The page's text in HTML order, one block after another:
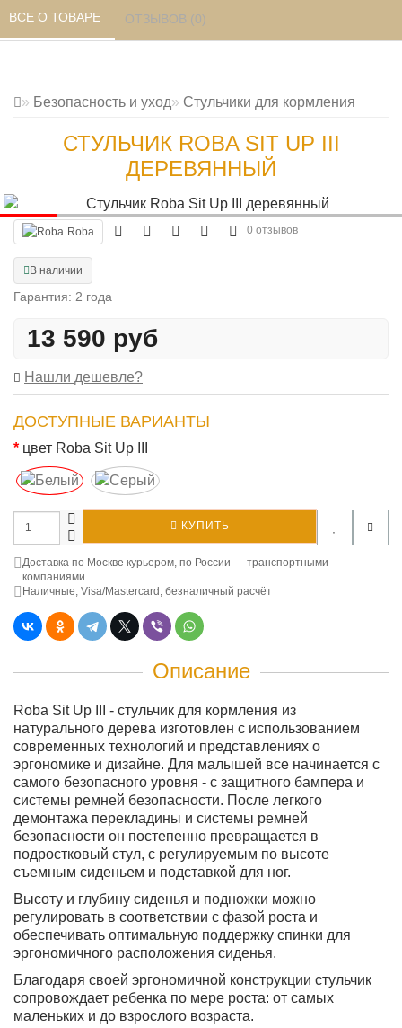
Безопасность и уход Стульчики для кормления
СТУЛЬЧИК ROBA SIT UP III
ДЕРЕВЯННЫЙ
ВСЕ О ТОВАРЕ ОТЗЫВОВ (0)
Roba 0 отзывов
В наличии
Гарантия: 2 года
13 590 руб
Нашли дешевле?
ДОСТУПНЫЕ ВАРИАНТЫ
цвет Roba Sit Up III
КУПИТЬ
Доставка по Москве курьером, по России — транспортными
компаниями
Наличные, Visa/Mastercard, безналичный расчёт
Описание
Roba Sit Up III - стульчик для кормления из
натурального дерева изготовлен с использованием
современных технологий и представлениях о
эргономике и дизайне. Для малышей все начинается с
самого безопасного уровня - с защитного бампера и
системы ремней безопасности. После легкого
демонтажа перекладины и системы ремней
безопасности он постепенно превращается в
подростковый стул, с регулируемым по высоте
съемным сиденьем и подставкой для ног.
Высоту и глубину сиденья и подножки можно
регулировать в соответствии с фазой роста и
обеспечивать оптимальную поддержку спинки для
эргономичного расположения сиденья.
Благодаря своей эргономичной конструкции стульчик
сопровождает ребенка по мере роста: от самых
маленьких и до взрослого возраста.